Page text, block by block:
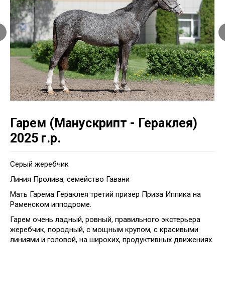
Гарем (Манускрипт - Гераклея)
2025 г.р.
Серый жеребчик
Линия Пролива, семейство Гавани
Мать Гарема Гераклея третий призер Приза Иппика на
Раменском ипподроме.
Гарем очень ладный, ровный, правильного экстерьера
жеребчик, породный, с мощным крупом, с красивыми
линиями и головой, на широких, продуктивных движениях.